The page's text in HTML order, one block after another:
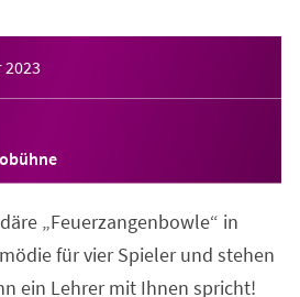
„Feuerzangenbowle“ in
für vier Spieler und stehen
ein Lehrer mit Ihnen spricht!